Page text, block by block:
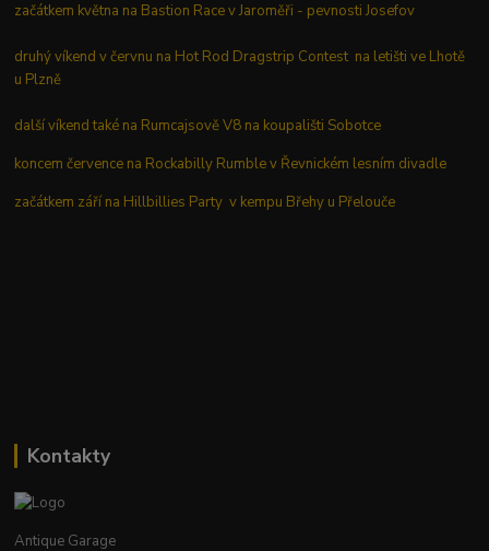
začátkem května na Bastion Race v Jaroměři - pevnosti Josefov
druhý víkend v červnu na Hot Rod Dragstrip Contest na letišti ve Lhotě
u Plzně
další víkend také na Rumcajsově V8 na koupališti Sobotce
koncem července na Rockabilly Rumble v Řevnickém lesním divadle
začátkem září na Hillbillies Party v kempu Břehy u Přelouče
Kontakty
Antique Garage